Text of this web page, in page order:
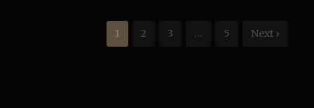
1 2 3 … 5 Next ›